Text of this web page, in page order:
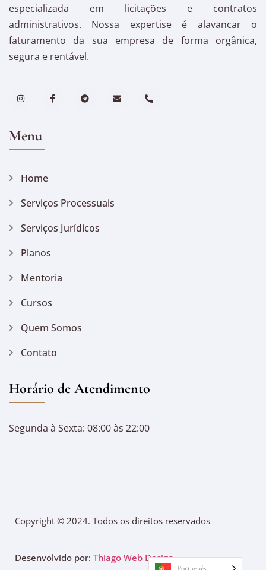
especializada em licitações e contratos
administrativos. Nossa expertise é alavancar o
faturamento da sua empresa de forma orgânica,
segura e rentável.
Menu
Home
Serviços Processuais
Serviços Jurídicos
Planos
Mentoria
Cursos
Quem Somos
Contato
Horário de Atendimento
Segunda à Sexta: 08:00 às 22:00
Copyright © 2024. Todos os direitos reservados
Desenvolvido por: Thiago Web Design